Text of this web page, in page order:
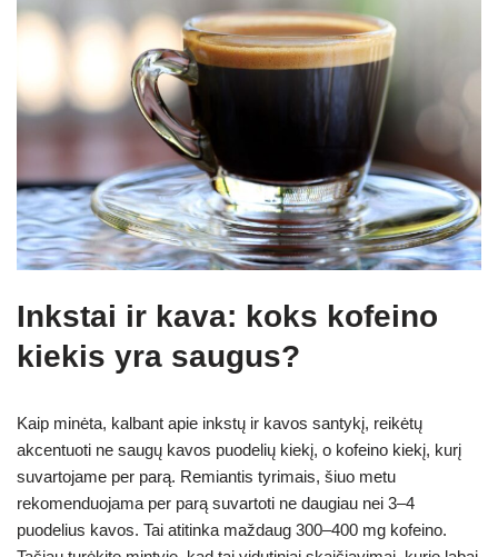
Inkstai ir kava: koks kofeino
kiekis yra saugus?
Kaip minėta, kalbant apie inkstų ir kavos santykį, reikėtų
akcentuoti ne saugų kavos puodelių kiekį, o kofeino kiekį, kurį
suvartojame per parą. Remiantis tyrimais, šiuo metu
rekomenduojama per parą suvartoti ne daugiau nei 3–4
puodelius kavos. Tai atitinka maždaug 300–400 mg kofeino.